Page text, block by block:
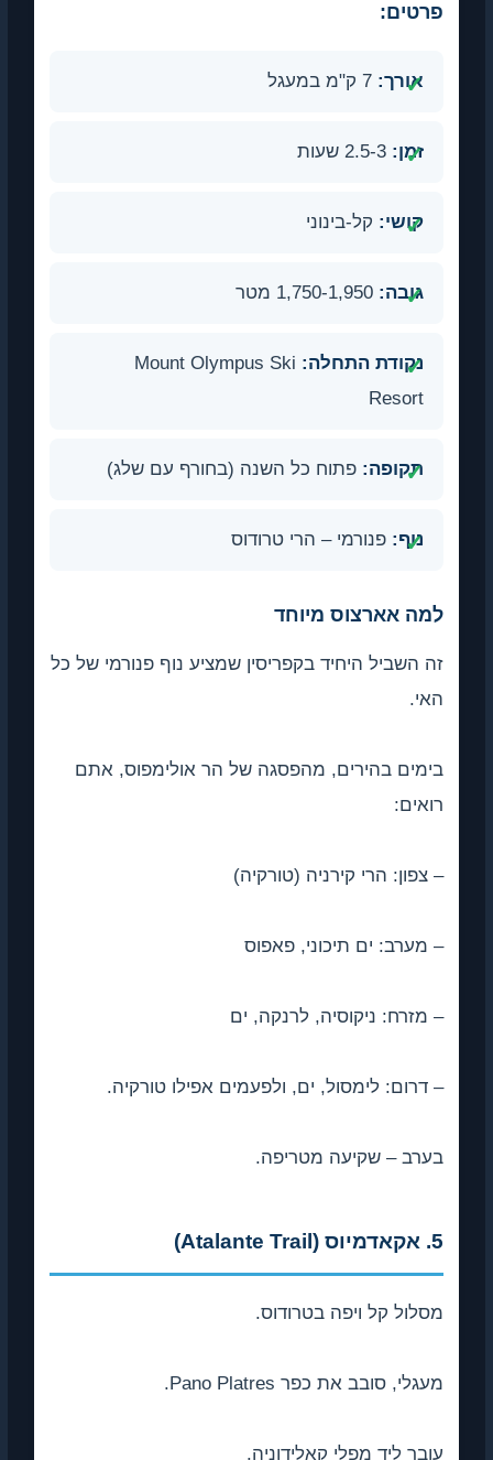
פרטים:
אורך:7 ק"מ במעגל
קושי:קל-בינוני
גובה:1,750-1,950 מטר
נקודת התחלה: Mount Olympus Ski
Resort
תקופה:פתוח כל השנה (בחורף עם שלג)
פנורמי – הרי טרודוס
למה אארצוס מיוחד
זה השביל היחיד בקפריסין שמציע נוף פנורמי של כל
בימים בהירים, מהפסגה של הר אולימפוס, אתם
רואים:
– צפון: הרי קירניה (טורקיה)
– מערב: ים תיכוני, פאפוס
– מזרח: ניקוסיה, לרנקה, ים
– דרום: לימסול, ים, ולפעמים אפילו טורקיה.
בערב – שקיעה מטריפה.
מסלול קל ויפה בטרודוס.
מעגלי, סובב את כפר Pano Platres.
עובר ליד מפלי קאלידוניה.